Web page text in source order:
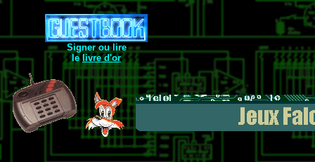
Signer ou lire
le livre d'or